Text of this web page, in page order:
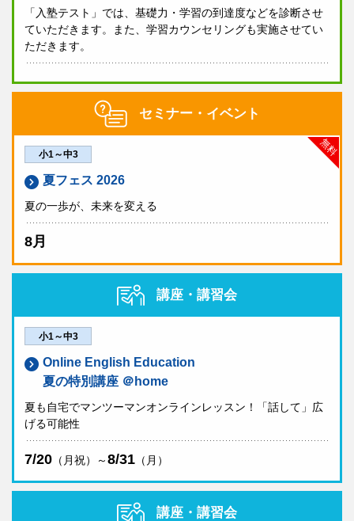
「入塾テスト」では、基礎力・学習の到達度などを診断させ
ていただきます。また、学習カウンセリングも実施させてい
ただきます。
セミナー・イベント
無料
小1～中3
夏フェス 2026
夏の一歩が、未来を変える
8月
講座・講習会
小1～中3
Online English Education
夏の特別講座 ＠home
夏も自宅でマンツーマンオンラインレッスン！「話して」広
げる可能性
7/20 （月祝）～8/31 （月）
講座・講習会